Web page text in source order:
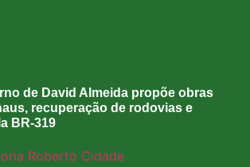
de David Almeida propõe obras
recuperação de rodovias e
BR-319